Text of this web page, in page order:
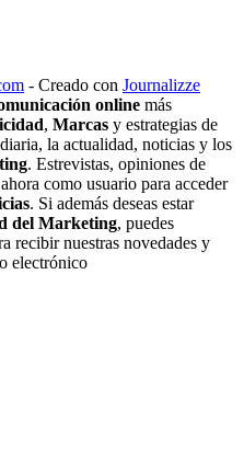
- Creado con Journalizze
online más
, Marcas y estrategias de
la actualidad, noticias y los
. Estrevistas, opiniones de
como usuario para acceder
. Si además deseas estar
del Marketing, puedes
recibir nuestras novedades y
electrónico